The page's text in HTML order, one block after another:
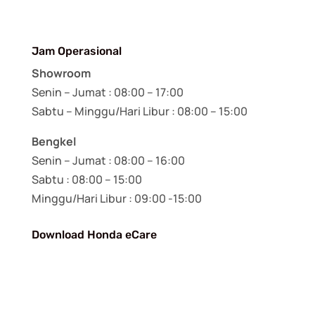
Jam Operasional
Showroom
Senin – Jumat : 08:00 – 17:00
Sabtu – Minggu/Hari Libur : 08:00 – 15:00
Bengkel
Senin – Jumat : 08:00 – 16:00
Sabtu : 08:00 – 15:00
Minggu/Hari Libur : 09:00 -15:00
Download Honda eCare